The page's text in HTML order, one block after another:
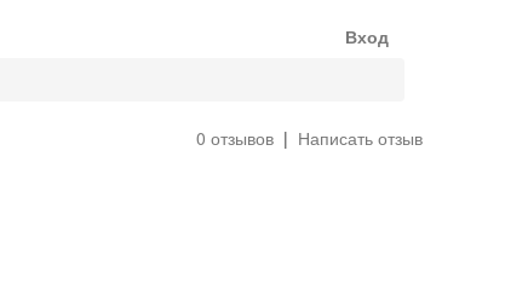
Вход
0 отзывов | Написать отзыв